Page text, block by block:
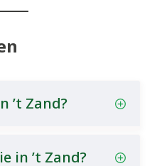
’t Zand?
in ’t Zand?